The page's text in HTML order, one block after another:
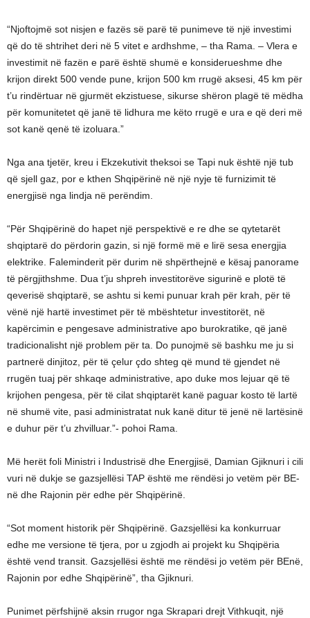
“Njoftojmë sot nisjen e fazës së parë të punimeve të një investimi
që do të shtrihet deri në 5 vitet e ardhshme, – tha Rama. – Vlera e
investimit në fazën e parë është shumë e konsiderueshme dhe
krijon direkt 500 vende pune, krijon 500 km rrugë aksesi, 45 km për
t’u rindërtuar në gjurmët ekzistuese, sikurse shëron plagë të mëdha
për komunitetet që janë të lidhura me këto rrugë e ura e që deri më
sot kanë qenë të izoluara.”
Nga ana tjetër, kreu i Ekzekutivit theksoi se Tapi nuk është një tub
që sjell gaz, por e kthen Shqipërinë në një nyje të furnizimit të
energjisë nga lindja në perëndim.
“Për Shqipërinë do hapet një perspektivë e re dhe se qytetarët
shqiptarë do përdorin gazin, si një formë më e lirë sesa energjia
elektrike. Faleminderit për durim në shpërthejnë e kësaj panorame
të përgjithshme. Dua t’ju shpreh investitorëve sigurinë e plotë të
qeverisë shqiptarë, se ashtu si kemi punuar krah për krah, për të
vënë një hartë investimet për të mbështetur investitorët, në
kapërcimin e pengesave administrative apo burokratike, që janë
tradicionalisht një problem për ta. Do punojmë së bashku me ju si
partnerë dinjitoz, për të çelur çdo shteg që mund të gjendet në
rrugën tuaj për shkaqe administrative, apo duke mos lejuar që të
krijohen pengesa, për të cilat shqiptarët kanë paguar kosto të lartë
në shumë vite, pasi administratat nuk kanë ditur të jenë në lartësinë
e duhur për t’u zhvilluar.”- pohoi Rama.
Më herët foli Ministri i Industrisë dhe Energjisë, Damian Gjiknuri i cili
vuri në dukje se gazsjellësi TAP është me rëndësi jo vetëm për BE­
në dhe Rajonin për edhe për Shqipërinë.
“Sot moment historik për Shqipërinë. Gazsjellësi ka konkurruar
edhe me versione të tjera, por u zgjodh ai projekt ku Shqipëria
është vend transit. Gazsjellësi është me rëndësi jo vetëm për BE­në,
Rajonin por edhe Shqipërinë”, tha Gjiknuri.
Punimet përfshijnë aksin rrugor nga Skrapari drejt Vithkuqit, një